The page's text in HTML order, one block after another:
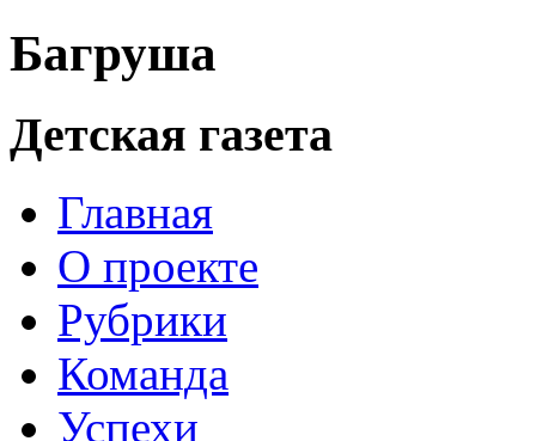
Багруша
Детская газета
Главная
О проекте
Рубрики
Команда
Успехи